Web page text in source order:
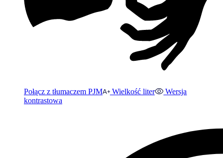
Połącz z tłumaczem PJM Wielkość liter
Wersja
kontrastowa